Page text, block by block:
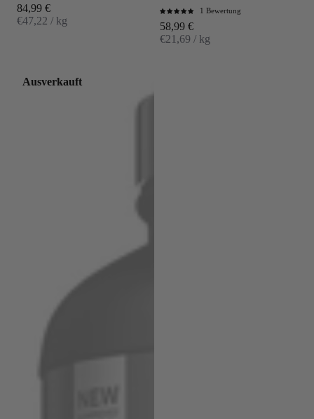
Angebot
84,99 €
€47,22 / kg
1 Bewertung
Angebot
58,99 €
€21,69 / kg
Ausverkauft